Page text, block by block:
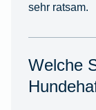
sehr ratsam.
Welche